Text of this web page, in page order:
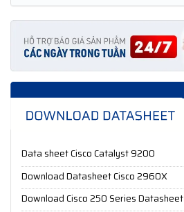
Data sheet Cisco Catalyst 9200
Download Datasheet Cisco 2960X
Download Cisco 250 Series Datasheet